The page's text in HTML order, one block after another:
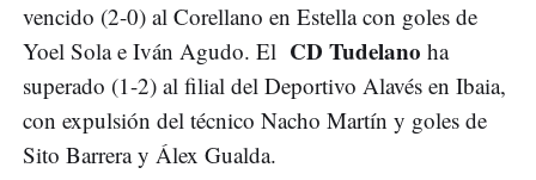
vencido (2-0) al Corellano en Estella con goles de
Yoel Sola e Iván Agudo. El CD Tudelano ha
superado (1-2) al filial del Deportivo Alavés en Ibaia,
con expulsión del técnico Nacho Martín y goles de
Sito Barrera y Álex Gualda.